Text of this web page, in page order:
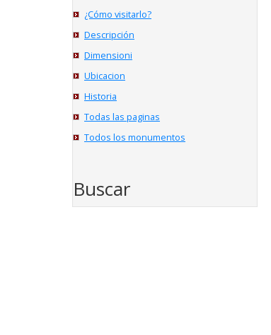
¿Cómo visitarlo?
Descripción
Dimensioni
Ubicacion
Historia
Todas las paginas
Todos los monumentos
Buscar